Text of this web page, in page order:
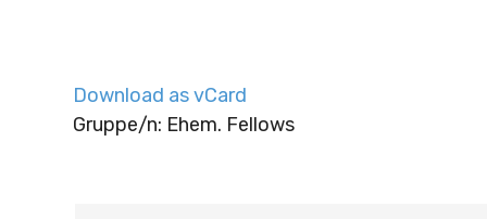
Download as vCard
Gruppe/n: Ehem. Fellows